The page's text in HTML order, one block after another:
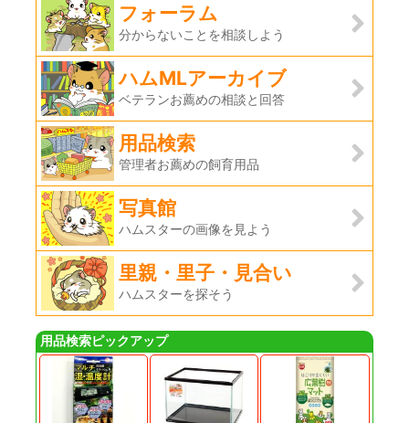
フォーラム
分からないことを相談しよう
ハムMLアーカイブ
ベテランお薦めの相談と回答
用品検索
管理者お薦めの飼育用品
写真館
ハムスターの画像を見よう
里親・里子・見合い
ハムスターを探そう
用品検索ピックアップ